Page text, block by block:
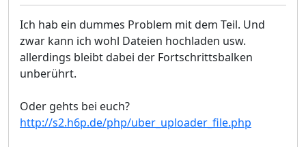
Ich hab ein dummes Problem mit dem Teil. Und
zwar kann ich wohl Dateien hochladen usw.
allerdings bleibt dabei der Fortschrittsbalken
unberührt.
Oder gehts bei euch?
http://s2.h6p.de/php/uber_uploader_file.php